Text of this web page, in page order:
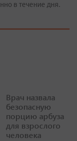
в течение дня.
Врач назвала
безопасную
порцию арбуза
для взрослого
человека